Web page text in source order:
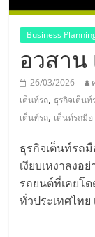
รวม
ธุรกิจ
เอ
ส
เอ็
Business
อวสาน
26/03/2026
เต็นท์รถ, ธุรกิจเต็นท์
เต็นท์รถ, เต็นท์รถมือ
ธุรกิจเต็นท์รถ
เงียบเหงาลงอ
รถยนต์ที่เคยโ
ทั่วประเทศไท